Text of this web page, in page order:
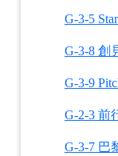
G-3-5
G-3-8 創
G-3-9
G-2-3 前
G-3-7 巴